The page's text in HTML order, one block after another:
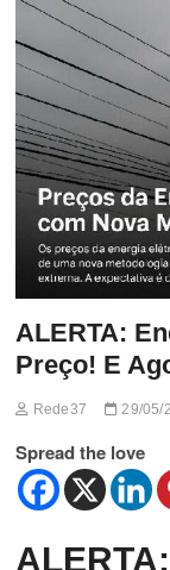
ALERTA:
Preço! E
Rede37 29/05/
Spread the love